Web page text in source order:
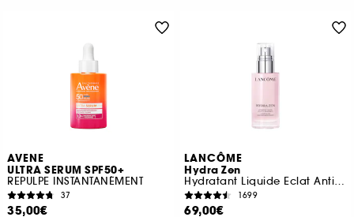
AVENE
ULTRA SERUM SPF50+
REPULPE INSTANTANÉMENT
37
35,00€
LANCÔME
Hydra Zen
Hydratant Liquide Eclat Anti-stress
1699
69,00€